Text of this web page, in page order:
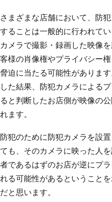
さまざまな店舗において、防
することは一般的に行われて
カメラで撮影・録画した映像
客様の肖像権やプライバシー
脅迫に当たる可能性がありま
した結果、防犯カメラによる
ると判断したお店側が映像の
れます。
防犯のために防犯カメラを設
ても、そのカメラに映った人
者であるはずのお店が逆にプ
れる可能性があるということ
だと思います。